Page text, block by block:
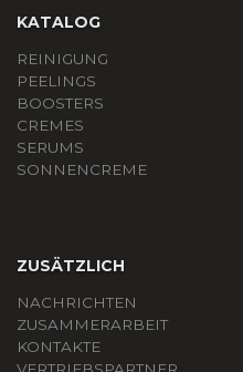
KATALOG
REINIGUNG
PEELINGS
BOOSTERS
CREMES
SERUMS
SONNENCREME
ZUSÄTZLICH
NACHRICHTEN
ZUSAMMERARBEIT
KONTAKTE